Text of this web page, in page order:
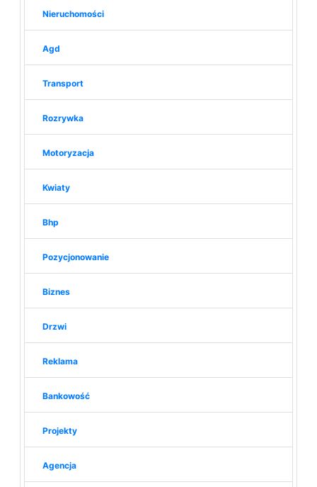
Nieruchomości
Agd
Transport
Rozrywka
Motoryzacja
Kwiaty
Bhp
Pozycjonowanie
Biznes
Drzwi
Reklama
Bankowość
Projekty
Agencja